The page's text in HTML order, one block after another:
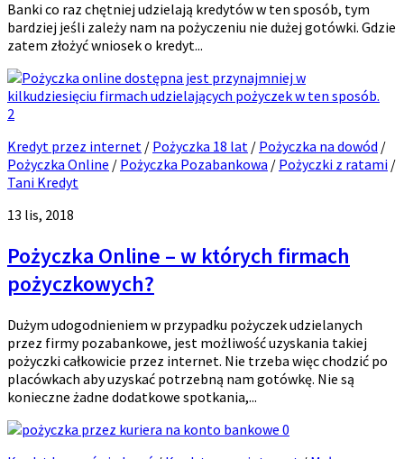
Banki co raz chętniej udzielają kredytów w ten sposób, tym
bardziej jeśli zależy nam na pożyczeniu nie dużej gotówki. Gdzie
zatem złożyć wniosek o kredyt...
2
Kredyt przez internet / Pożyczka 18 lat / Pożyczka na dowód /
Pożyczka Online / Pożyczka Pozabankowa / Pożyczki z ratami /
Tani Kredyt
13 lis, 2018
Pożyczka Online – w których firmach
pożyczkowych?
Dużym udogodnieniem w przypadku pożyczek udzielanych
przez firmy pozabankowe, jest możliwość uzyskania takiej
pożyczki całkowicie przez internet. Nie trzeba więc chodzić po
placówkach aby uzyskać potrzebną nam gotówkę. Nie są
konieczne żadne dodatkowe spotkania,...
0